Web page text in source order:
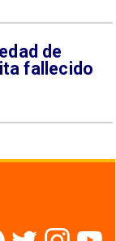
de
fallecido